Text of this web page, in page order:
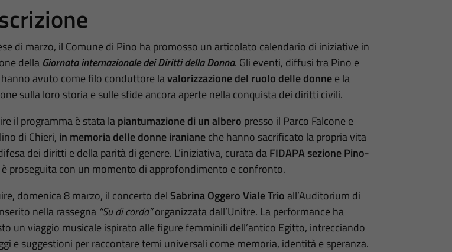
di marzo, il Comune di Pino ha promosso un articolato calendario di iniziative in
della Giornata internazionale dei Diritti della Donna. Gli eventi, diffusi tra Pino e
hanno avuto come filo conduttore lavalorizzazione del ruolo delle donnee la
sulla loro storia e sulle sfide ancora aperte nella conquista dei diritti civili.
il programma è stata lapiantumazione di un albero presso il Parco Falcone e
di Chieri, in memoria delle donne iranianeche hanno sacrificato la propria vita
dei diritti e della parità di genere. L’iniziativa, curata daFIDAPA sezione Pino-
è proseguita con un momento di approfondimento e confronto.
domenica 8 marzo, il concerto del Sabrina Oggero Viale Trio all’Auditorium di
nella rassegna “Su di corda”organizzata dall’Unitre. La performance ha
un viaggio musicale ispirato alle figure femminili dell’antico Egitto, intrecciando
e suggestioni per raccontare temi universali come memoria, identità e speranza.